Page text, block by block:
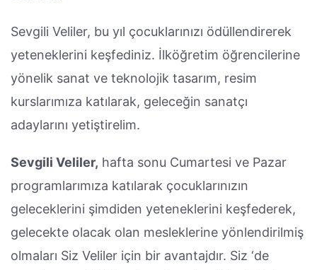
Sevgili Veliler, bu yıl çocuklarınızı ödüllendirerek
yeteneklerini keşfediniz. İlköğretim öğrencilerine
yönelik sanat ve teknolojik tasarım, resim
kurslarımıza katılarak, geleceğin sanatçı
adaylarını yetiştirelim.
Sevgili Veliler, hafta sonu Cumartesi ve Pazar
programlarımıza katılarak çocuklarınızın
geleceklerini şimdiden yeteneklerini keşfederek,
gelecekte olacak olan mesleklerine yönlendirilmiş
olmaları Siz Veliler için bir avantajdır. Siz ‘de